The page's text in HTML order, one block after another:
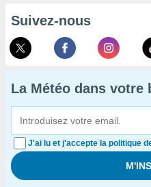
Suivez-nous
La Météo dans votre
J'ai lu et j'accepte la politique